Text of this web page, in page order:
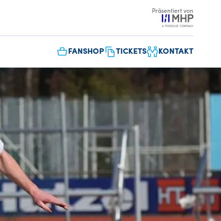
Präsentiert von
FANSHOP TICKETS KONTAKT